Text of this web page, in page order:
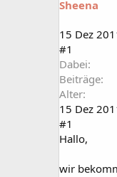
a
t
r
Sheena
15 Dez
#1
Dabei
Beiträge
Alter
15 Dez
#1
Hallo,
wir